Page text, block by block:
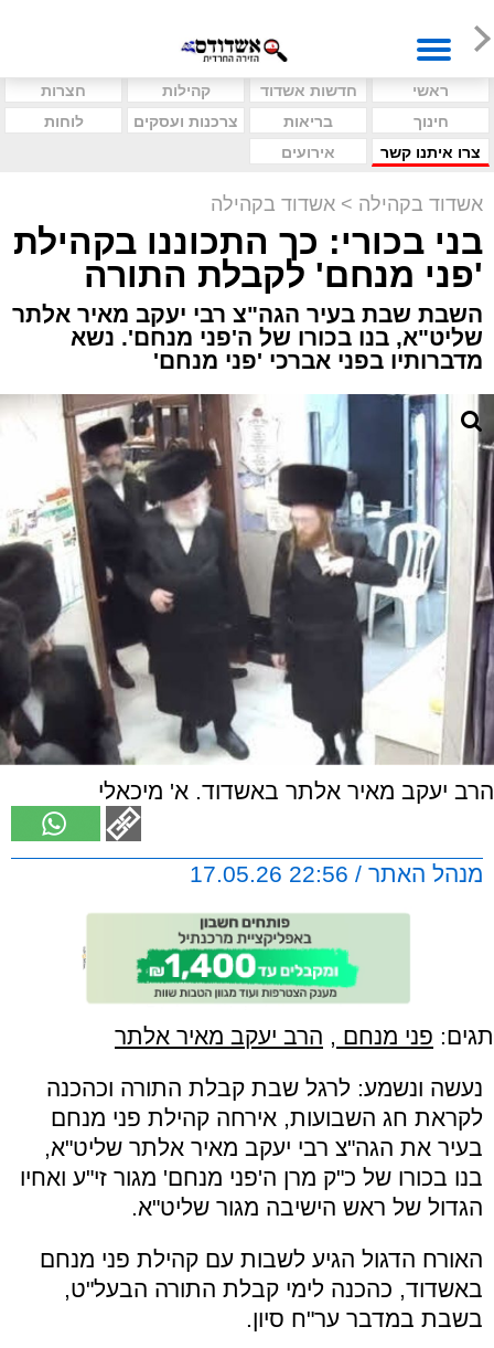
ראשי חדשות אשדוד קהילות
חצרות
חינוך
בריאות צרכנות ועסקים
לוחות
צרו איתנו קשר
אירועים
אשדוד בקהילה > אשדוד בקהילה
בני בכורי: כך התכוננו בקהילת
'פני מנחם' לקבלת התורה
השבת שבת בעיר הגה"צ רבי יעקב מאיר אלתר
שליט"א, בנו בכורו של ה'פני מנחם'. נשא
מדברותיו בפני אברכי 'פני מנחם'
הרב יעקב מאיר אלתר באשדוד. א' מיכאלי
מנהל האתר / 22:56 17.05.26
תגים: פני מנחם , הרב יעקב מאיר אלתר
נעשה ונשמע: לרגל שבת קבלת התורה וכהכנה
לקראת חג השבועות, אירחה קהילת פני מנחם
בעיר את הגה"צ רבי יעקב מאיר אלתר שליט"א,
בנו בכורו של כ"ק מרן ה'פני מנחם' מגור זי"ע ואחיו
הגדול של ראש הישיבה מגור שליט"א.
האורח הדגול הגיע לשבות עם קהילת פני מנחם
באשדוד, כהכנה לימי קבלת התורה הבעל"ט,
בשבת במדבר ער"ח סיון.